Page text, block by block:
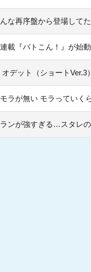
な再序盤から登場して
連載『バトこん！』が始
オデット（ショート
ラが無い モラっていく
ランが強すぎる…スタレ